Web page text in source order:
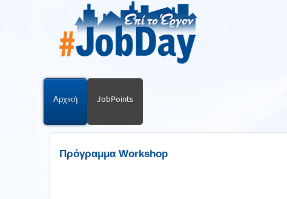
Αρχική JobPoints
Πρόγραμμα Workshop